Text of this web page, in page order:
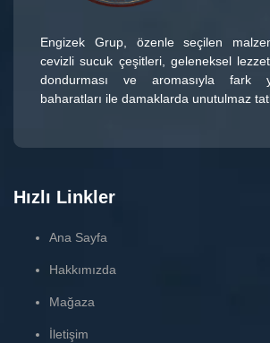
Engizek Grup, özenle seçilen
cevizli sucuk çeşitleri, geleneksel
dondurması ve aromasıyla fark
baharatları ile damaklarda unutulmaz
Hızlı Linkler
Ana Sayfa
Hakkımızda
Mağaza
İletişim